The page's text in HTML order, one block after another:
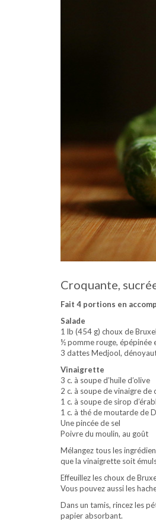
Croquante,
Fait 4 portions en
Salade
1 lb (454 g) choux de
½ pomme rouge, épépinée
3 dattes Medjool,
Vinaigrette
3 c. à soupe d’huile d’olive
2 c. à soupe de vinaigre de
1 c. à soupe de sirop
1 c. à thé de moutarde de
Une pincée de sel
Poivre du moulin, au goût
Mélangez tous les
que la vinaigrette soit
Effeuillez les choux de
Vous pouvez aussi les
Dans un tamis, rincez les
papier absorbant.